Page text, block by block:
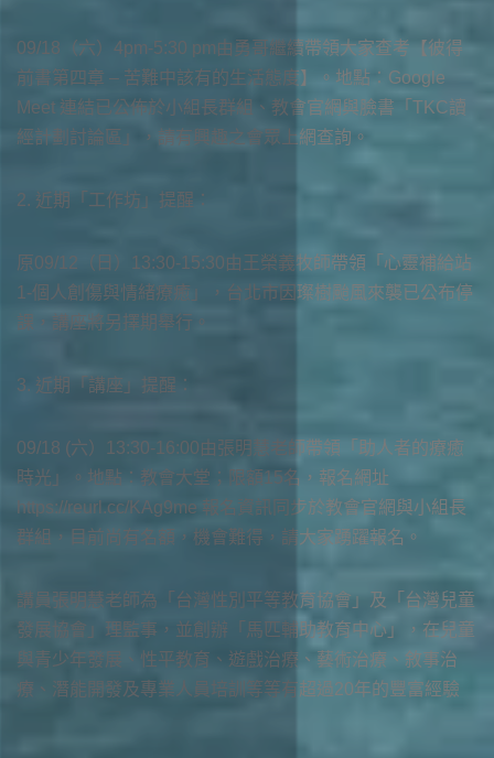
09/18（六）4pm-5:30 pm由勇哥繼續帶領大家查考【彼得
前書第四章 – 苦難中該有的生活態度】。地點：Google
Meet 連結已公佈於小組長群組、教會官網與臉書「TKC讀
經計劃討論區」，請有興趣之會眾上網查詢。
2. 近期「工作坊」提醒：
原09/12（日）13:30-15:30由王榮義牧師帶領「心靈補給站
1-個人創傷與情緒療癒」，台北市因璨樹颱風來襲已公布停
課，講座將另擇期舉行。
3. 近期「講座」提醒：
09/18 (六）13:30-16:00由張明慧老師帶領「助人者的療癒
時光」。地點：教會大堂；限額15名，報名網址
https://reurl.cc/KAg9me 報名資訊同步於教會官網與小組長
群組，目前尚有名額，機會難得，請大家踴躍報名。
講員張明慧老師為「台灣性別平等教育協會」及「台灣兒童
發展協會」理監事，並創辦「馬匹輔助教育中心」，在兒童
與青少年發展、性平教育、遊戲治療、藝術治療、敘事治
療、潛能開發及專業人員培訓等等有超過20年的豐富經驗